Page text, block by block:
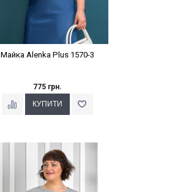
Майка Alenka Plus 1570-3
775 грн.